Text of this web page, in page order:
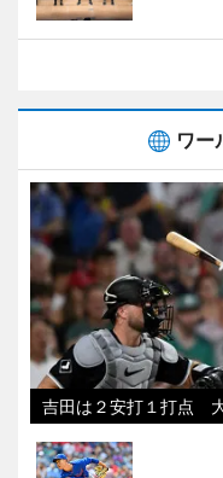
ワー
吉田は２安打１打点